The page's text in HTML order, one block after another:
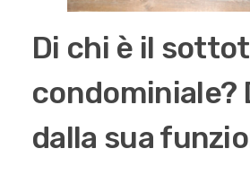
Di chi è il
condominiale?
dalla sua